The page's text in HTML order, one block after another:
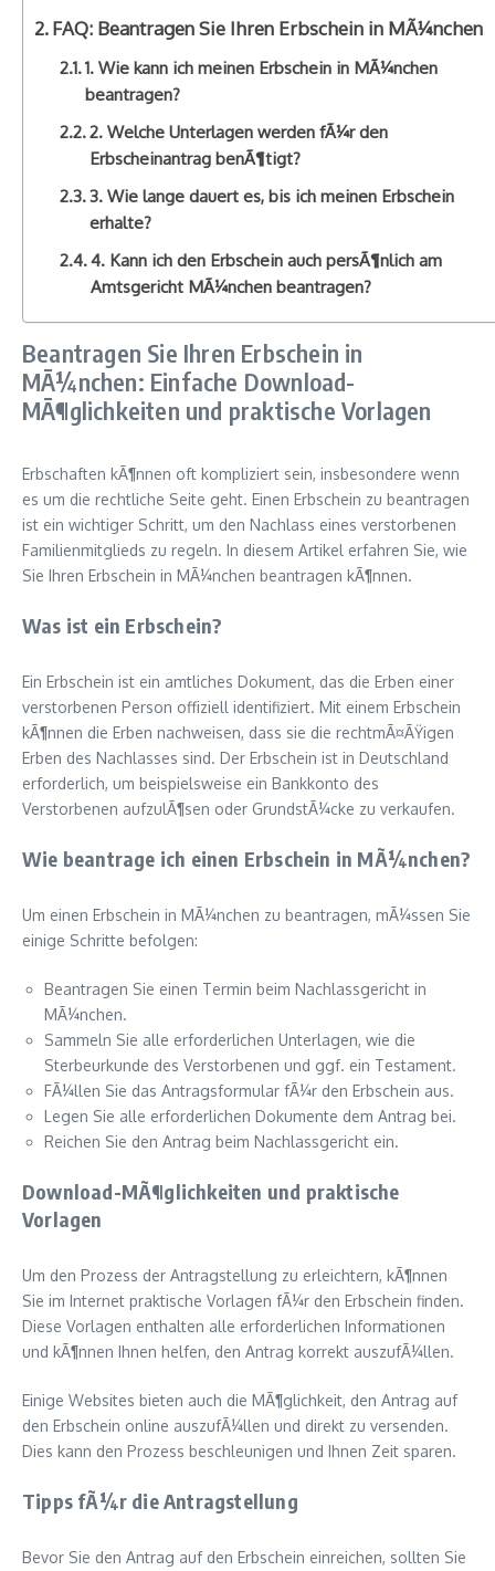
FAQ: Beantragen Sie Ihren Erbschein in MÃ¼nchen
1. Wie kann ich meinen Erbschein in MÃ¼nchen
beantragen?
2. Welche Unterlagen werden fÃ¼r den
Erbscheinantrag benÃ¶tigt?
3. Wie lange dauert es, bis ich meinen Erbschein
erhalte?
4. Kann ich den Erbschein auch persÃ¶nlich am
Amtsgericht MÃ¼nchen beantragen?
Beantragen Sie Ihren Erbschein in
MÃ¼nchen: Einfache Download-
MÃ¶glichkeiten und praktische Vorlagen
Erbschaften kÃ¶nnen oft kompliziert sein, insbesondere wenn
es um die rechtliche Seite geht. Einen Erbschein zu beantragen
ist ein wichtiger Schritt, um den Nachlass eines verstorbenen
Familienmitglieds zu regeln. In diesem Artikel erfahren Sie, wie
Sie Ihren Erbschein in MÃ¼nchen beantragen kÃ¶nnen.
Was ist ein Erbschein?
Ein Erbschein ist ein amtliches Dokument, das die Erben einer
verstorbenen Person offiziell identifiziert. Mit einem Erbschein
kÃ¶nnen die Erben nachweisen, dass sie die rechtmÃ¤ÃŸigen
Erben des Nachlasses sind. Der Erbschein ist in Deutschland
erforderlich, um beispielsweise ein Bankkonto des
Verstorbenen aufzulÃ¶sen oder GrundstÃ¼cke zu verkaufen.
Wie beantrage ich einen Erbschein in MÃ¼nchen?
Um einen Erbschein in MÃ¼nchen zu beantragen, mÃ¼ssen Sie
einige Schritte befolgen:
Beantragen Sie einen Termin beim Nachlassgericht in
MÃ¼nchen.
Sammeln Sie alle erforderlichen Unterlagen, wie die
Sterbeurkunde des Verstorbenen und ggf. ein Testament.
FÃ¼llen Sie das Antragsformular fÃ¼r den Erbschein aus.
Legen Sie alle erforderlichen Dokumente dem Antrag bei.
Reichen Sie den Antrag beim Nachlassgericht ein.
Download-MÃ¶glichkeiten und praktische
Vorlagen
Um den Prozess der Antragstellung zu erleichtern, kÃ¶nnen
Sie im Internet praktische Vorlagen fÃ¼r den Erbschein finden.
Diese Vorlagen enthalten alle erforderlichen Informationen
und kÃ¶nnen Ihnen helfen, den Antrag korrekt auszufÃ¼llen.
Einige Websites bieten auch die MÃ¶glichkeit, den Antrag auf
den Erbschein online auszufÃ¼llen und direkt zu versenden.
Dies kann den Prozess beschleunigen und Ihnen Zeit sparen.
Tipps fÃ¼r die Antragstellung
Bevor Sie den Antrag auf den Erbschein einreichen, sollten Sie